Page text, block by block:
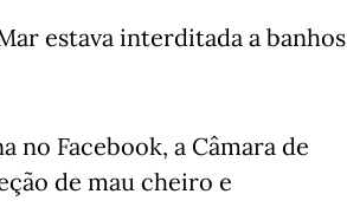
estava interditada a banhos
no Facebook, a Câmara de
de mau cheiro e